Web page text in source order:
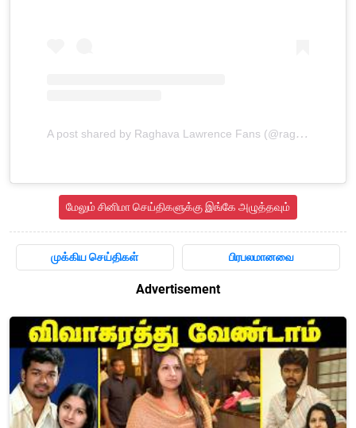
A post shared by Raghava Lawrence Fans (@raghavalawrenceoffl)
மேலும் சினிமா செய்திகளுக்கு இங்கே அழுத்தவும்
முக்கிய செய்திகள் பிரபலமானவை
Advertisement